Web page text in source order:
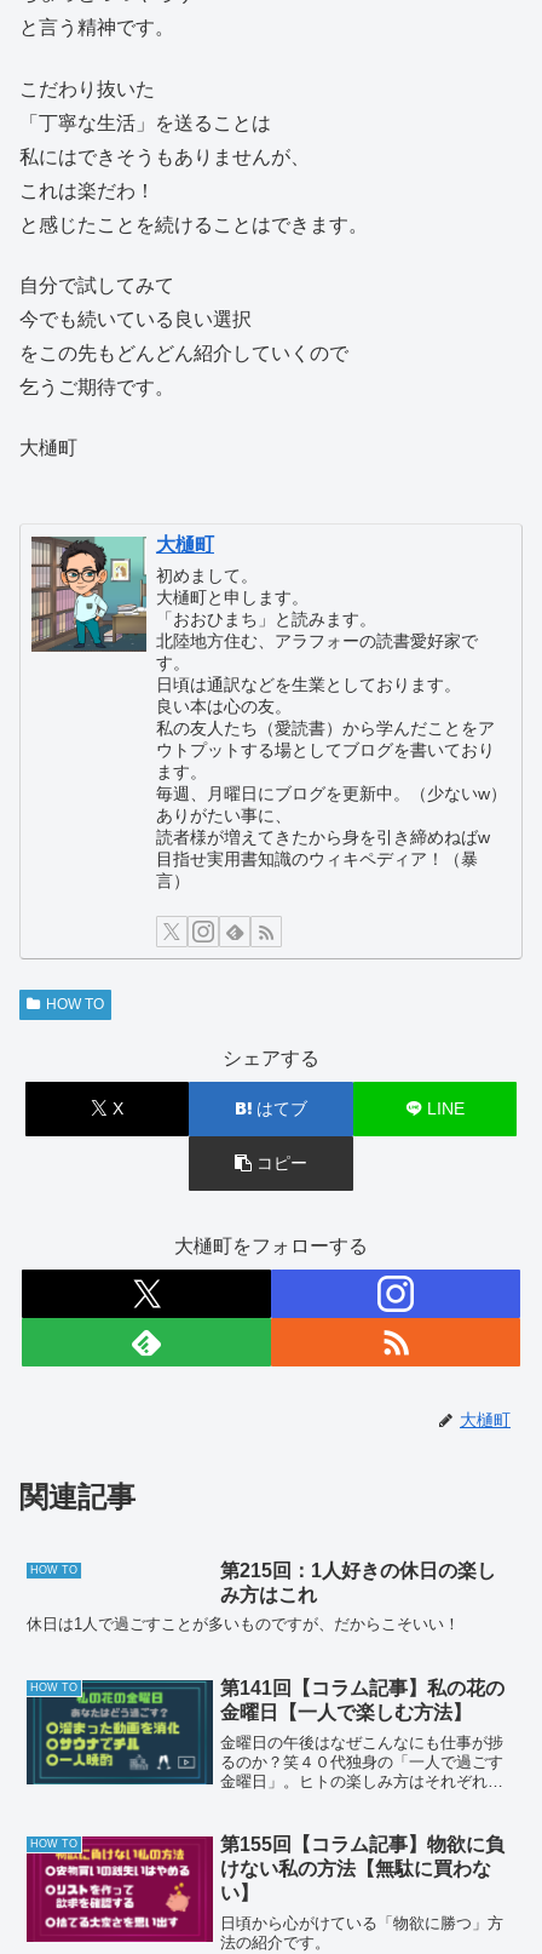
と言う精神です。
こだわり抜いた
「丁寧な生活」を送ることは
私にはできそうもありませんが、
これは楽だわ！
と感じたことを続けることはできます。
自分で試してみて
今でも続いている良い選択
をこの先もどんどん紹介していくので
乞うご期待です。
大樋町
大樋町
初めまして。
大樋町と申します。
「おおひまち」と読みます。
北陸地方住む、アラフォーの読書愛好家で
す。
日頃は通訳などを生業としております。
良い本は心の友。
私の友人たち（愛読書）から学んだことをア
ウトプットする場としてブログを書いており
ます。
毎週、月曜日にブログを更新中。（少ないw）
ありがたい事に、
読者様が増えてきたから身を引き締めねばw
目指せ実用書知識のウィキペディア！（暴
言）
HOW TO
シェアする
X はてブ LINE
コピー
大樋町をフォローする
大樋町
関連記事
HOW TO
第215回：1人好きの休日の楽し
み方はこれ
休日は1人で過ごすことが多いものですが、だからこそいい！
HOW TO
第141回【コラム記事】私の花の
金曜日【一人で楽しむ方法】
金曜日の午後はなぜこんなにも仕事が捗
るのか？笑４０代独身の「一人で過ごす
金曜日」。ヒトの楽しみ方はそれぞれで
HOW TO
第155回【コラム記事】物欲に負
けない私の方法【無駄に買わな
い】
日頃から心がけている「物欲に勝つ」方
法の紹介です。